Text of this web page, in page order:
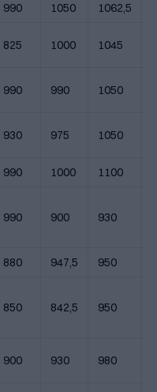
990 1050 1062,5
825 1000 1045
990 990 1050
930 975 1050
990 1000 1100
990 900 930
880 947,5 950
850 842,5 950
900 930 980